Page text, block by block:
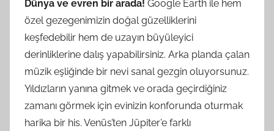
Dünya ve evren bir arada! Google Earth ile hem
özel gezegenimizin doğal güzelliklerini
keşfedebilir hem de uzayın büyüleyici
derinliklerine dalış yapabilirsiniz. Arka planda çalan
müzik eşliğinde bir nevi sanal gezgin oluyorsunuz.
Yıldızların yanına gitmek ve orada geçirdiğiniz
zamanı görmek için evinizin konforunda oturmak
harika bir his. Venüs’ten Jüpiter’e farklı